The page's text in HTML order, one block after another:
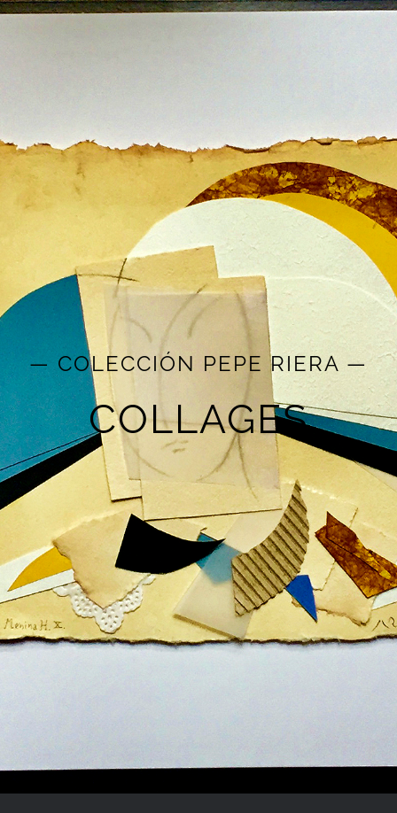
— COLECCIÓN PEPE RIERA —
COLLAGES